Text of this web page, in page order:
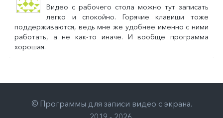
Видео с рабочего стола можно тут записать
легко и спокойно. Горячие клавиши тоже
поддерживаются, ведь мне же удобнее именно с ними
работать, а не как-то иначе. И вообще программа
хорошая.
© Программы для записи видео с экрана.